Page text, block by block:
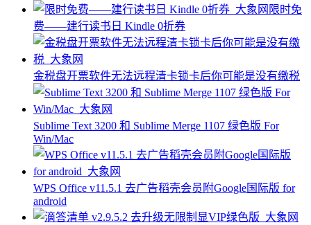
限时免
费——建行读书日 Kindle 0折券
金税盘开票软件无法远程清卡锁卡后你可能是没有缴税
Sublime Text 3200 和 Sublime Merge 1107 绿色版 For
Win/Mac
WPS Office v11.5.1 去广告稻壳会员附Google国际版 for
android